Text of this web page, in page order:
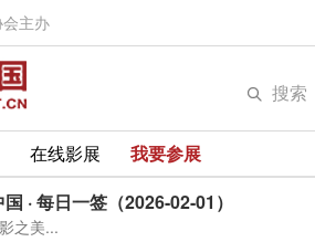
主办
搜索
在线影展
我要参展
· 每日一签（2026-02-01）
之美...